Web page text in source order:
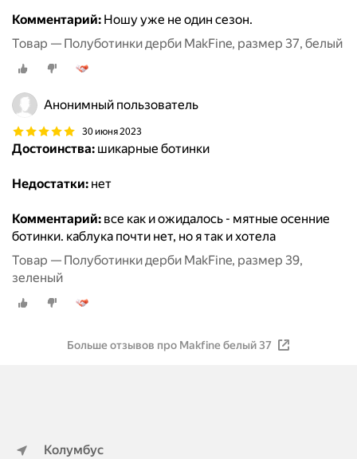
Комментарий: Ношу уже не один сезон.
Товар — Полуботинки дерби MakFine, размер 37, белый
Анонимный пользователь
30 июня 2023
Достоинства: шикарные ботинки
Недостатки: нет
Комментарий: все как и ожидалось - мятные осенние
ботинки. каблука почти нет, но я так и хотела
Товар — Полуботинки дерби MakFine, размер 39,
зеленый
Больше отзывов про Makfine белый 37
Колумбус